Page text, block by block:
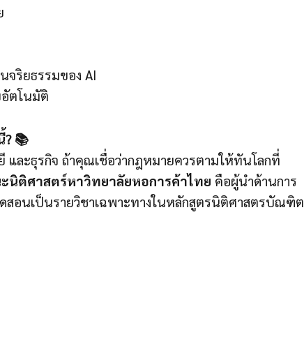
จริยธรรมของ AI
ตโนมัติ
📚
ละธุรกิจ ถ้าคุณเชื่อว่ากฎหมายควรตามให้ทันโลกที่
นิติศาสตร์หาวิทยาลัยหอการค้าไทย คือผู้นำด้านการ
สอนเป็นรายวิชาเฉพาะทางในหลักสูตรนิติศาสตรบัณฑิต